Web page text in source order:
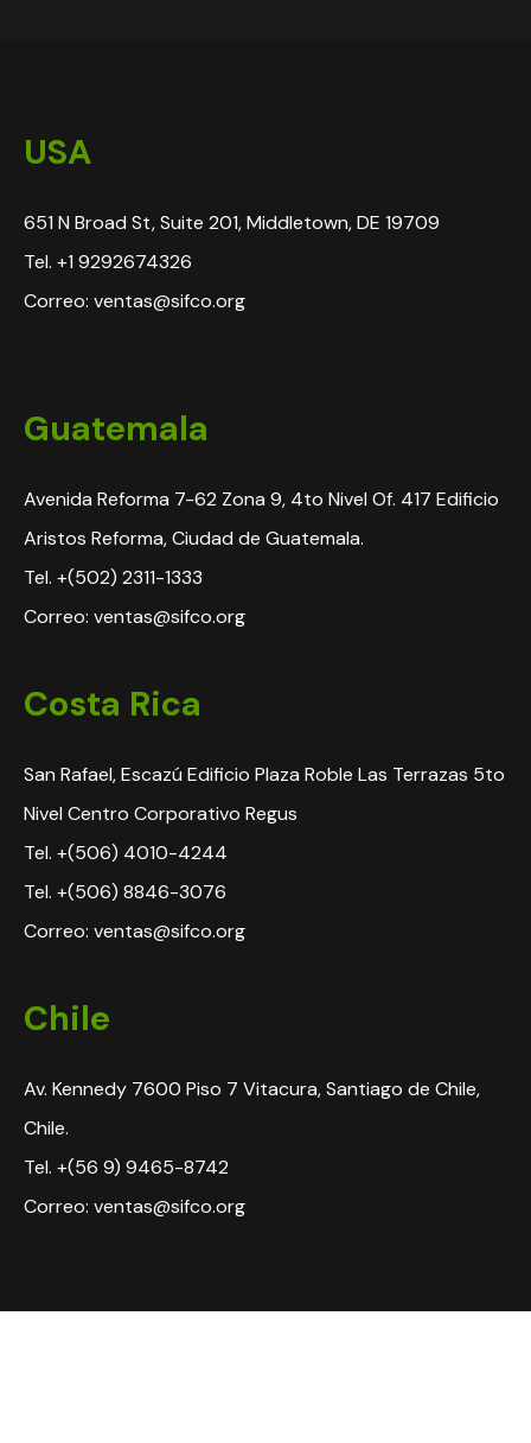
USA
651 N Broad St, Suite 201, Middletown, DE 19709
Tel. +1 9292674326
Correo: ventas@sifco.org
Guatemala
Avenida Reforma 7-62 Zona 9, 4to Nivel Of. 417 Edificio
Aristos Reforma, Ciudad de Guatemala.
Tel. +(502) 2311-1333
Correo: ventas@sifco.org
Costa Rica
San Rafael, Escazú Edificio Plaza Roble Las Terrazas 5to
Nivel Centro Corporativo Regus
Tel. +(506) 4010-4244
Tel. +(506) 8846-3076
Correo: ventas@sifco.org
Chile
Av. Kennedy 7600 Piso 7 Vitacura, Santiago de Chile,
Chile.
Tel. +(56 9) 9465-8742
Correo: ventas@sifco.org